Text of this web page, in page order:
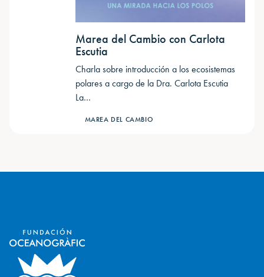
Marea del Cambio con Carlota
Escutia
Charla sobre introducción a los ecosistemas
polares a cargo de la Dra. Carlota Escutia ​
La…
MAREA DEL CAMBIO